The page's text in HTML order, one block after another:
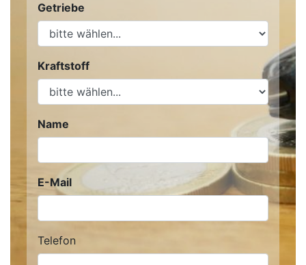
Getriebe
Kraftstoff
Name
E-Mail
Telefon